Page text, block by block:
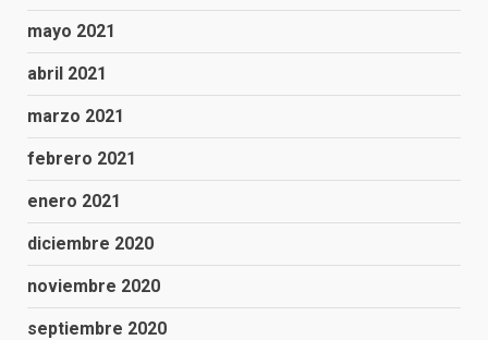
mayo 2021
abril 2021
marzo 2021
febrero 2021
enero 2021
diciembre 2020
noviembre 2020
septiembre 2020